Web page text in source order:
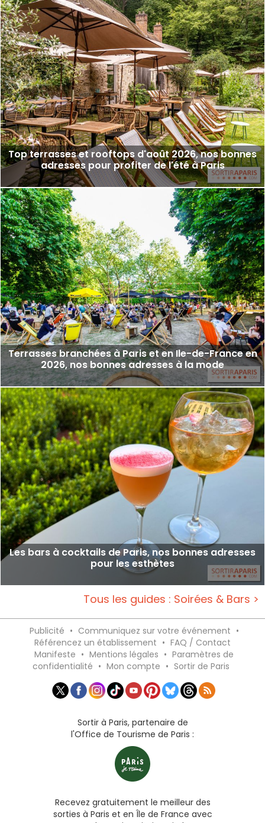
Top terrasses et rooftops d'août 2026, nos bonnes
adresses pour profiter de l'été à Paris
Terrasses branchées à Paris et en Ile-de-France en
2026, nos bonnes adresses à la mode
Les bars à cocktails de Paris, nos bonnes adresses
pour les esthètes
Tous les guides : Soirées & Bars >
Publicité • Communiquez sur votre événement •
Référencez un établissement • FAQ / Contact
Manifeste • Mentions légales • Paramètres de
confidentialité • Mon compte • Sortir de Paris
Sortir à Paris, partenaire de
l'Office de Tourisme de Paris :
Recevez gratuitement le meilleur des
sorties à Paris et en Île de France avec